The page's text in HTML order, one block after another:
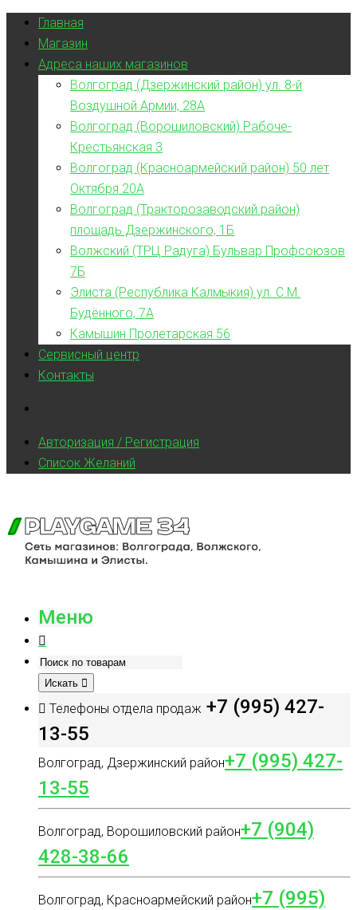
Главная
Магазин
Адреса наших магазинов
Волгоград (Дзержинский район) ул. 8-й
Воздушной Армии, 28А
Волгоград (Ворошиловский) Рабоче-
Крестьянская 3
Волгоград (Красноармейский район) 50 лет
Октября 20А
Волгоград (Тракторозаводский район)
площадь Дзержинского, 1Б
Волжский (ТРЦ Радуга) Бульвар Профсоюзов
7Б
Элиста (Республика Калмыкия) ул. С.М.
Будённого, 7А
Камышин Пролетарская 56
Сервисный центр
Контакты
Авторизация / Регистрация
Список Желаний
Меню
Искать
Телефоны отдела продаж +7 (995) 427-
13-55
Волгоград, Дзержинский район+7 (995) 427-
13-55
Волгоград, Ворошиловский район+7 (904)
428-38-66
Волгоград, Красноармейский район+7 (995)